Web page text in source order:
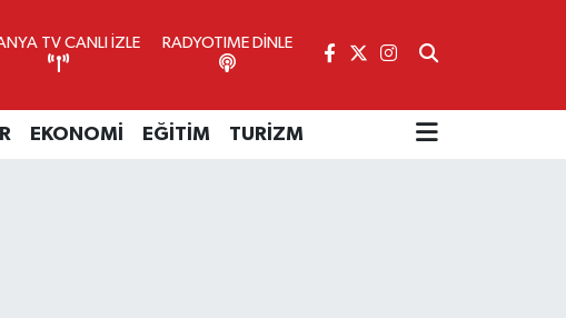
TV CANLI İZLE RADYOTIME DİNLE
EKONOMİ EĞİTİM TURİZM